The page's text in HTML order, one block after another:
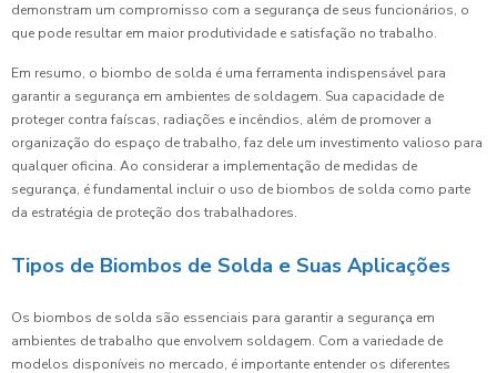
demonstram um compromisso com a segurança de seus funcionários, o
que pode resultar em maior produtividade e satisfação no trabalho.
Em resumo, o biombo de solda é uma ferramenta indispensável para
garantir a segurança em ambientes de soldagem. Sua capacidade de
proteger contra faíscas, radiações e incêndios, além de promover a
organização do espaço de trabalho, faz dele um investimento valioso para
qualquer oficina. Ao considerar a implementação de medidas de
segurança, é fundamental incluir o uso de biombos de solda como parte
da estratégia de proteção dos trabalhadores.
Tipos de Biombos de Solda e Suas Aplicações
Os biombos de solda são essenciais para garantir a segurança em
ambientes de trabalho que envolvem soldagem. Com a variedade de
modelos disponíveis no mercado, é importante entender os diferentes